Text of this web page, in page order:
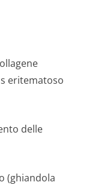
eritematoso
delle
(ghiandola